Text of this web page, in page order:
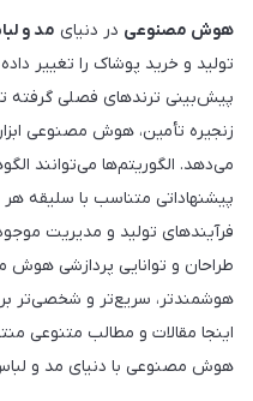
هوش مصنوعی در دنیای مد و
تولید و خرید پوشاک را تغییر
پیش‌بینی ترندهای فصلی گرفته
زنجیره تأمین، هوش مصنوعی
می‌دهد. الگوریتم‌ها می‌توانند
پیشنهاداتی متناسب با سلیقه هر
فرآیندهای تولید و مدیریت
طراحان و توانایی پردازشی
هوشمندتر، سریع‌تر و شخصی‌تر
اینجا مقالات و مطالب متنوعی
هوش مصنوعی با دنیای مد و